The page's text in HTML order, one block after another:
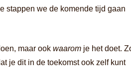
stappen we de komende tijd gaan
maar ook waarom je het doet.
je dit in de toekomst ook zelf kunt